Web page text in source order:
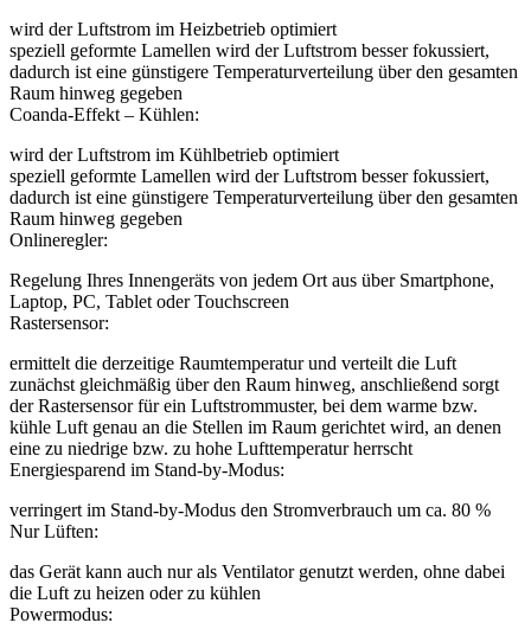
wird der Luftstrom im Heizbetrieb optimiert
speziell geformte Lamellen wird der Luftstrom besser fokussiert,
dadurch ist eine günstigere Temperaturverteilung über den gesamten
Raum hinweg gegeben
Coanda-Effekt – Kühlen:
wird der Luftstrom im Kühlbetrieb optimiert
speziell geformte Lamellen wird der Luftstrom besser fokussiert,
dadurch ist eine günstigere Temperaturverteilung über den gesamten
Raum hinweg gegeben
Onlineregler:
Regelung Ihres Innengeräts von jedem Ort aus über Smartphone,
Laptop, PC, Tablet oder Touchscreen
Rastersensor:
ermittelt die derzeitige Raumtemperatur und verteilt die Luft
zunächst gleichmäßig über den Raum hinweg, anschließend sorgt
der Rastersensor für ein Luftstrommuster, bei dem warme bzw.
kühle Luft genau an die Stellen im Raum gerichtet wird, an denen
eine zu niedrige bzw. zu hohe Lufttemperatur herrscht
Energiesparend im Stand-by-Modus:
verringert im Stand-by-Modus den Stromverbrauch um ca. 80 %
Nur Lüften:
das Gerät kann auch nur als Ventilator genutzt werden, ohne dabei
die Luft zu heizen oder zu kühlen
Powermodus: